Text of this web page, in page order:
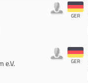
GER
e.V.
GER